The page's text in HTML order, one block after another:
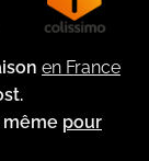
en France
même pour